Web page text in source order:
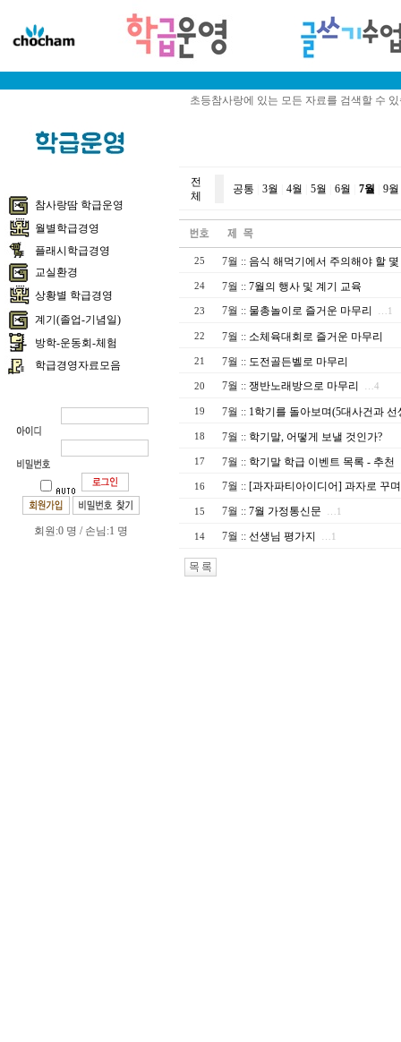
초등참사랑에 있는 모든 자료를 검색할 수
참사랑땀 학급운영
월별학급경영
플래시학급경영
교실환경
상황별 학급경영
계기(졸업-기념일)
방학-운동회-체험
학급경영자료모음
회원:0 명 / 손님:1 명
전
체
공통 3월 4월 5월 6월 7월 9월
25 7월 :: 음식 해먹기에서 주의해야 할
24 7월 :: 7월의 행사 및 계기 교육
23 7월 :: 물총놀이로 즐거운 마무리 …1
22 7월 :: 소체육대회로 즐거운 마무리
21 7월 :: 도전골든벨로 마무리
20 7월 :: 쟁반노래방으로 마무리 …4
19 7월 :: 1학기를 돌아보며(5대사건과 선
18 7월 :: 학기말, 어떻게 보낼 것인가?
17 7월 :: 학기말 학급 이벤트 목록 - 추천
16 7월 :: [과자파티아이디어] 과자로 꾸
15 7월 :: 7월 가정통신문 …1
14 7월 :: 선생님 평가지 …1